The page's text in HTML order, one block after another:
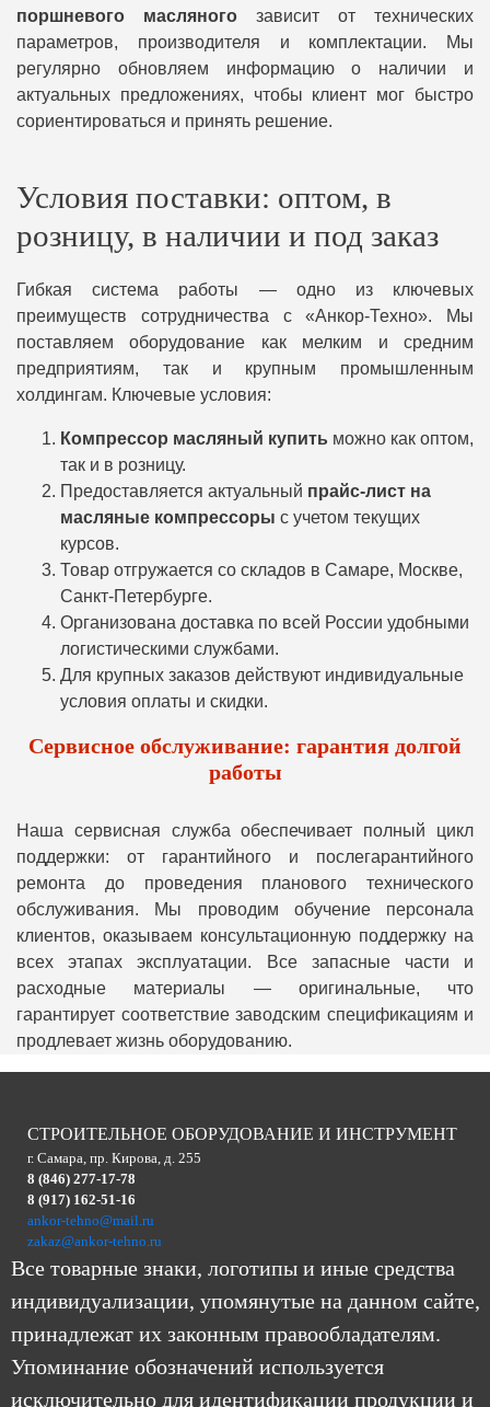
поршневого масляного зависит от технических
параметров, производителя и комплектации. Мы
регулярно обновляем информацию о наличии и
актуальных предложениях, чтобы клиент мог быстро
сориентироваться и принять решение.
Условия поставки: оптом, в
розницу, в наличии и под заказ
Гибкая система работы — одно из ключевых
преимуществ сотрудничества с «Анкор-Техно». Мы
поставляем оборудование как мелким и средним
предприятиям, так и крупным промышленным
холдингам. Ключевые условия:
Компрессор масляный купить можно как оптом,
так и в розницу.
Предоставляется актуальный прайс-лист на
масляные компрессоры с учетом текущих
курсов.
Товар отгружается со складов в Самаре, Москве,
Санкт-Петербурге.
Организована доставка по всей России удобными
логистическими службами.
Для крупных заказов действуют индивидуальные
условия оплаты и скидки.
Сервисное обслуживание: гарантия долгой
работы
Наша сервисная служба обеспечивает полный цикл
поддержки: от гарантийного и послегарантийного
ремонта до проведения планового технического
обслуживания. Мы проводим обучение персонала
клиентов, оказываем консультационную поддержку на
всех этапах эксплуатации. Все запасные части и
расходные материалы — оригинальные, что
гарантирует соответствие заводским спецификациям и
продлевает жизнь оборудованию.
СТРОИТЕЛЬНОЕ ОБОРУДОВАНИЕ И ИНСТРУМЕНТ
г. Самара, пр. Кирова, д. 255
8 (846) 277-17-78
8 (917) 162-51-16
ankor-tehno@mail.ru
zakaz@ankor-tehno.ru
Все товарные знаки, логотипы и иные средства
индивидуализации, упомянутые на данном сайте,
принадлежат их законным правообладателям.
Упоминание обозначений используется
исключительно для идентификации продукции и